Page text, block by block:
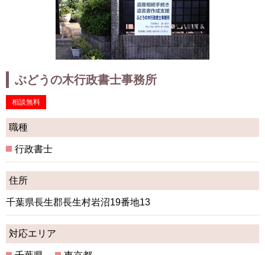
ぶどうの木行政書士事務所
相談無料
職種
行政書士
住所
千葉県長生郡長生村岩沼19番地13
対応エリア